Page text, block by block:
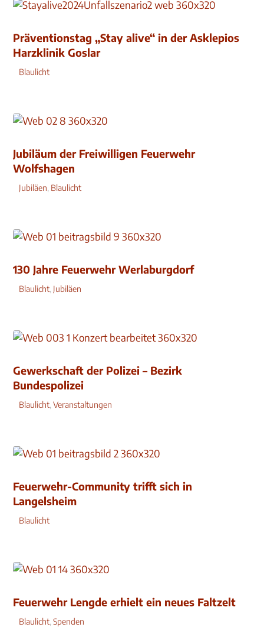
Präventionstag „Stay alive“ in der Asklepios
Harzklinik Goslar
Blaulicht
Jubiläum der Freiwilligen Feuerwehr
Wolfshagen
Jubiläen, Blaulicht
130 Jahre Feuerwehr Werlaburgdorf
Blaulicht, Jubiläen
Gewerkschaft der Polizei – Bezirk
Bundespolizei
Blaulicht,Veranstaltungen
Feuerwehr-Community trifft sich in
Langelsheim
Blaulicht
Feuerwehr Lengde erhielt ein neues Faltzelt
Blaulicht,Spenden